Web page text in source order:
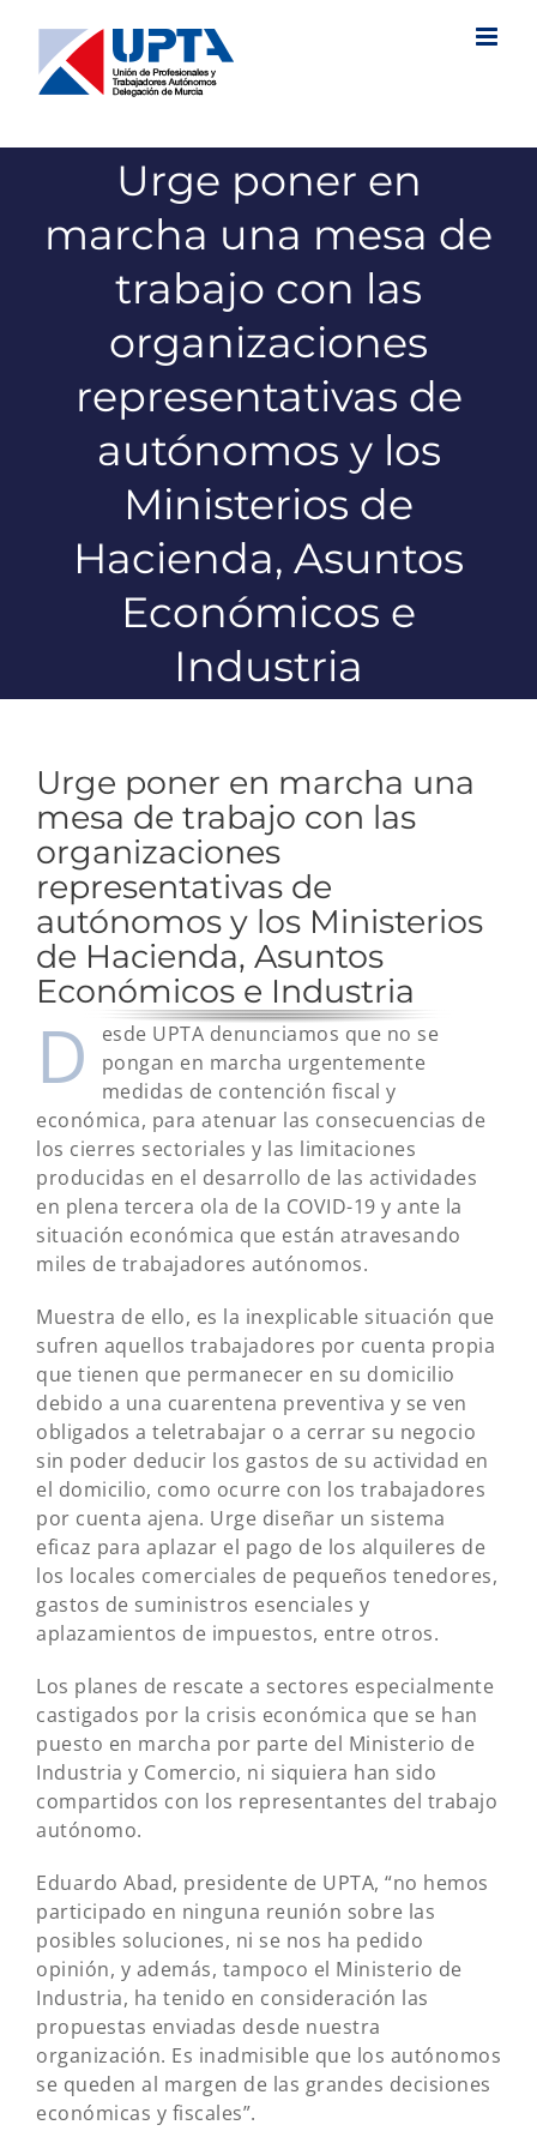
contenido
Urge poner en
marcha una mesa de
trabajo con las
organizaciones
representativas de
autónomos y los
Ministerios de
Hacienda, Asuntos
Económicos e
Industria
Urge poner en marcha una
mesa de trabajo con las
organizaciones
representativas de
autónomos y los Ministerios
de Hacienda, Asuntos
Económicos e Industria
D
esde UPTA denunciamos que no se
pongan en marcha urgentemente
medidas de contención fiscal y
económica, para atenuar las consecuencias de
los cierres sectoriales y las limitaciones
producidas en el desarrollo de las actividades
en plena tercera ola de la COVID-19 y ante la
situación económica que están atravesando
miles de trabajadores autónomos.
Muestra de ello, es la inexplicable situación que
sufren aquellos trabajadores por cuenta propia
que tienen que permanecer en su domicilio
debido a una cuarentena preventiva y se ven
obligados a teletrabajar o a cerrar su negocio
sin poder deducir los gastos de su actividad en
el domicilio, como ocurre con los trabajadores
por cuenta ajena. Urge diseñar un sistema
eficaz para aplazar el pago de los alquileres de
los locales comerciales de pequeños tenedores,
gastos de suministros esenciales y
aplazamientos de impuestos, entre otros.
Los planes de rescate a sectores especialmente
castigados por la crisis económica que se han
puesto en marcha por parte del Ministerio de
Industria y Comercio, ni siquiera han sido
compartidos con los representantes del trabajo
autónomo.
Eduardo Abad, presidente de UPTA, “no hemos
participado en ninguna reunión sobre las
posibles soluciones, ni se nos ha pedido
opinión, y además, tampoco el Ministerio de
Industria, ha tenido en consideración las
propuestas enviadas desde nuestra
organización. Es inadmisible que los autónomos
se queden al margen de las grandes decisiones
económicas y fiscales”.